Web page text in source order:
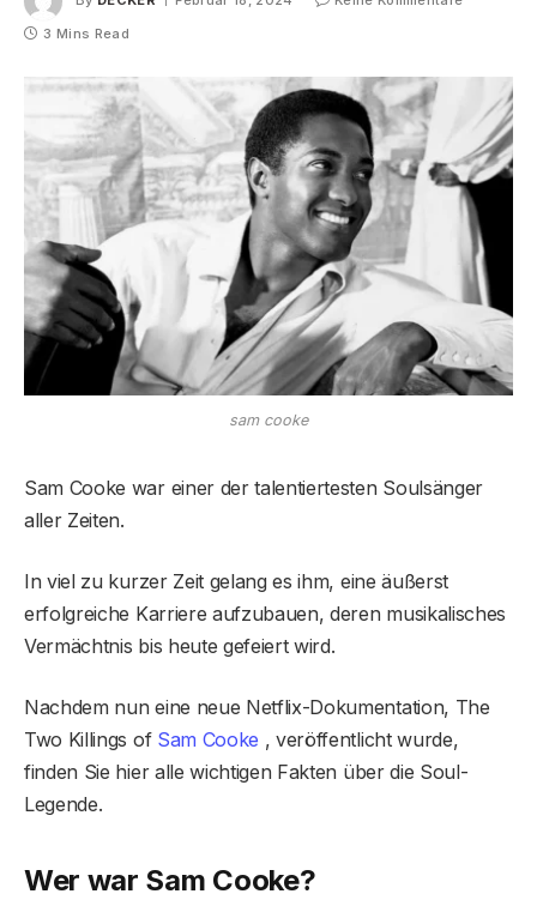
3 Mins Read
sam cooke
Sam Cooke war einer der talentiertesten Soulsänger
aller Zeiten.
In viel zu kurzer Zeit gelang es ihm, eine äußerst
erfolgreiche Karriere aufzubauen, deren musikalisches
Vermächtnis bis heute gefeiert wird.
Nachdem nun eine neue Netflix-Dokumentation, The
Two Killings of Sam Cooke , veröffentlicht wurde,
finden Sie hier alle wichtigen Fakten über die Soul-
Legende.
Wer war Sam Cooke?